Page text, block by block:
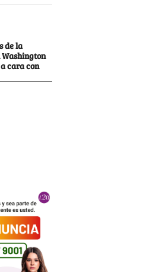
de la
cara con